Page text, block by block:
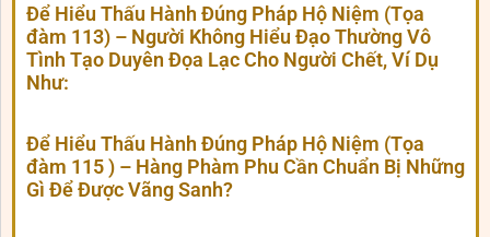
Để Hiểu Thấu Hành Đúng Pháp Hộ Niệm (Tọa
đàm 113) – Người Không Hiểu Đạo Thường Vô
Tình Tạo Duyên Đọa Lạc Cho Người Chết, Ví Dụ
Như:
Để Hiểu Thấu Hành Đúng Pháp Hộ Niệm (Tọa
đàm 115 ) – Hàng Phàm Phu Cần Chuẩn Bị Những
Gì Để Được Vãng Sanh?